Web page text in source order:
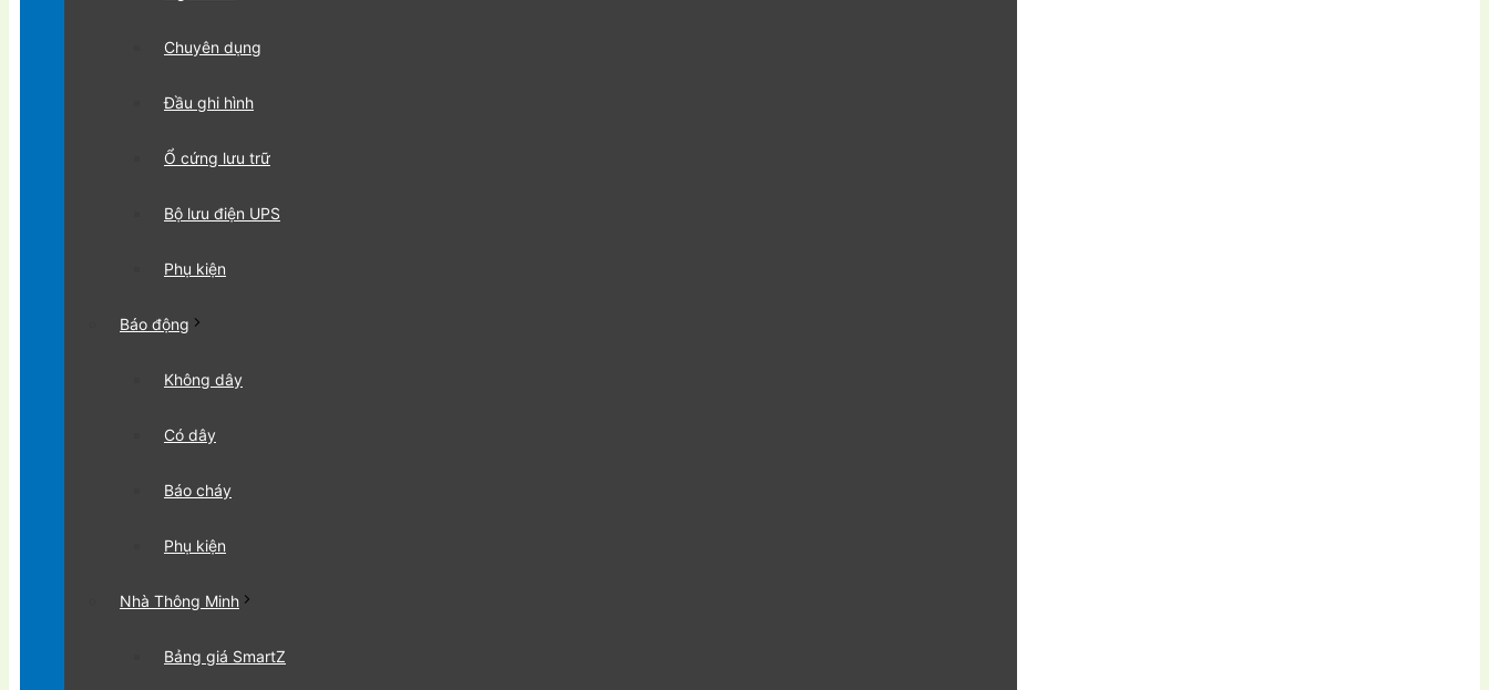
Chuyên dụng
Đầu ghi hình
Ổ cứng lưu trữ
Bộ lưu điện UPS
Phụ kiện
Báo động
Không dây
Có dây
Báo cháy
Phụ kiện
Nhà Thông Minh
Bảng giá SmartZ